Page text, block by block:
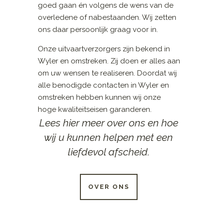
goed gaan én volgens de wens van de
overledene of nabestaanden. Wij zetten
ons daar persoonlijk graag voor in.
Onze uitvaartverzorgers zijn bekend in
Wyler en omstreken. Zij doen er alles aan
om uw wensen te realiseren. Doordat wij
alle benodigde contacten in Wyler en
omstreken hebben kunnen wij onze
hoge kwaliteitseisen garanderen.
Lees hier meer over ons en hoe
wij u kunnen helpen met een
liefdevol afscheid.
OVER ONS